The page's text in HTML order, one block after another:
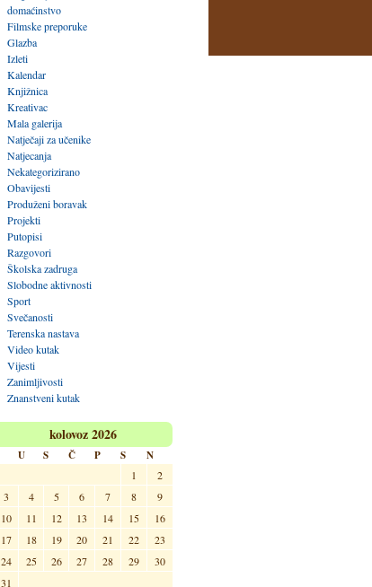
domaćinstvo
Filmske preporuke
Glazba
Izleti
Kalendar
Knjižnica
Kreativac
Mala galerija
Natječaji za učenike
Natjecanja
Nekategorizirano
Obavijesti
Produženi boravak
Projekti
Putopisi
Razgovori
Školska zadruga
Slobodne aktivnosti
Sport
Svečanosti
Terenska nastava
Video kutak
Vijesti
Zanimljivosti
Znanstveni kutak
kolovoz 2026
U S Č P S
N
1
2
3
4 5 6 7 8
9
10
11 12 13 14 15
16
17
18 19 20 21 22
23
24
25 26 27 28 29
30
31